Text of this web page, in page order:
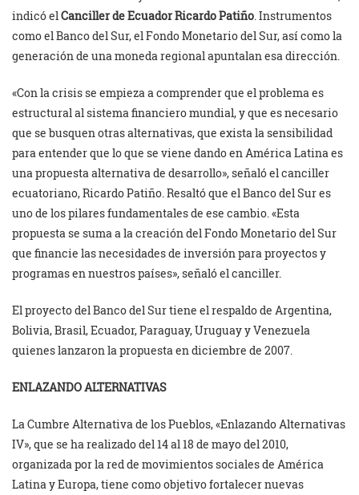
indicó el Canciller de Ecuador Ricardo Patiño . Instrumentos
como el Banco del Sur, el Fondo Monetario del Sur, así como la
generación de una moneda regional apuntalan esa dirección.
«Con la crisis se empieza a comprender que el problema es
estructural al sistema financiero mundial, y que es necesario
que se busquen otras alternativas, que exista la sensibilidad
para entender que lo que se viene dando en América Latina es
una propuesta alternativa de desarrollo», señaló el canciller
ecuatoriano, Ricardo Patiño. Resaltó que el Banco del Sur es
uno de los pilares fundamentales de ese cambio. «Esta
propuesta se suma a la creación del Fondo Monetario del Sur
que financie las necesidades de inversión para proyectos y
programas en nuestros países», señaló el canciller.
El proyecto del Banco del Sur tiene el respaldo de Argentina,
Bolivia, Brasil, Ecuador, Paraguay, Uruguay y Venezuela
quienes lanzaron la propuesta en diciembre de 2007.
ENLAZANDO ALTERNATIVAS
La Cumbre Alternativa de los Pueblos, «Enlazando Alternativas
IV», que se ha realizado del 14 al 18 de mayo del 2010,
organizada por la red de movimientos sociales de América
Latina y Europa, tiene como objetivo fortalecer nuevas